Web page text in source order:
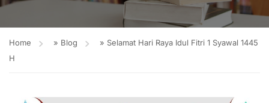
Home » Blog » Selamat Hari Raya Idul Fitri 1 Syawal 1445
H